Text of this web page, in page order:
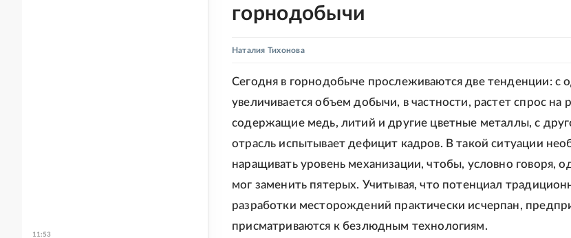
горнодобычи
Наталия Тихонова
Сегодня в горнодобыче прослеживаются две тенденции: с
увеличивается объем добычи, в частности, растет спрос на
содержащие медь, литий и другие цветные металлы, с
отрасль испытывает дефицит кадров. В такой ситуации
наращивать уровень механизации, чтобы, условно говоря,
мог заменить пятерых. Учитывая, что потенциал
разработки месторождений практически исчерпан,
присматриваются к безлюдным технологиям.
11:53